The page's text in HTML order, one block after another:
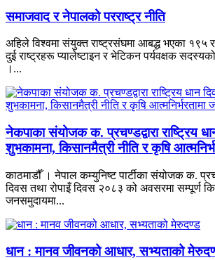
समाजवाद र नेपालको परराष्ट्र नीति
अहिले विश्वमा संयुक्त राष्ट्रसंघमा आबद्ध भएका १९५
दुई राष्ट्रहरू प्यालेष्टाइन र भेटिकन पर्यवक्षक
।...
नेकपाका संयोजक क. प्रचण्डद्वारा राष्ट्रिय
शुभकामना, किसानमैत्री नीति र कृषि
काठमाडौँ । नेपाल कम्युनिष्ट पार्टीका संयोजक क.
दिवस तथा रोपाइँ दिवस २०८३ को अवसरमा सम्पूर्ण
जनसमुदायमा...
धान : मानव जीवनको आधार, सभ्यताको